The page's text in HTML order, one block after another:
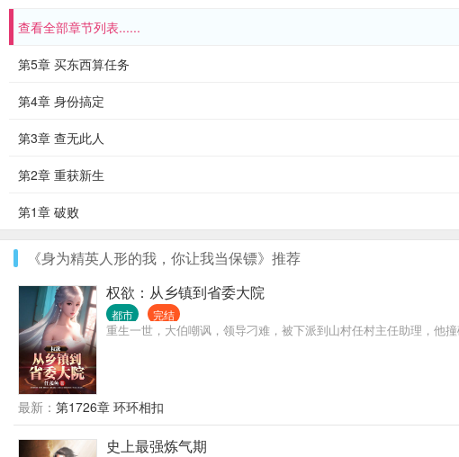
查看全部章节列表......
第5章 买东西算任务
第4章 身份搞定
第3章 查无此人
第2章 重获新生
第1章 破败
《身为精英人形的我，你让我当保镖》推荐
权欲：从乡镇到省委大院
都市 完结
重生一世，大伯嘲讽，领导刁难，被下派到山村任村主任助理，他
最新： 第1726章 环环相扣
史上最强炼气期